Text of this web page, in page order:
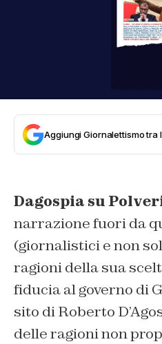
Aggiungi Giornalettismo
Dagospia su
narrazione fuori da
(giornalistici e non
ragioni della sua
fiducia al governo di
sito di Roberto
delle ragioni non